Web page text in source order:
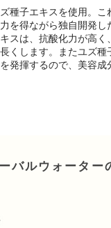
種子エキスを使用。こ
を得ながら独自開発し
スは、抗酸化力が高く
くします。またユズ種
発揮するので、美容成
バルウォーター